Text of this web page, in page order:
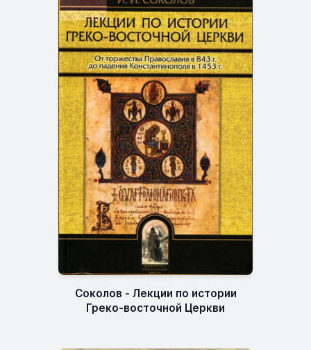
Соколов - Лекции по истории
Греко-восточной Церкви